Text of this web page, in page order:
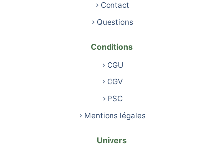
Contact
Questions
Conditions
CGU
CGV
PSC
Mentions légales
Univers